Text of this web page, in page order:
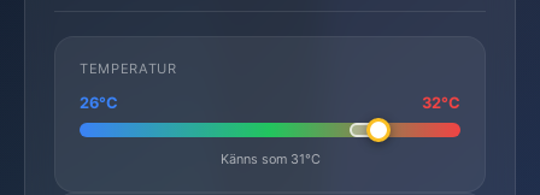
TEMPERATUR
26°C 32°C
Känns som 31°C